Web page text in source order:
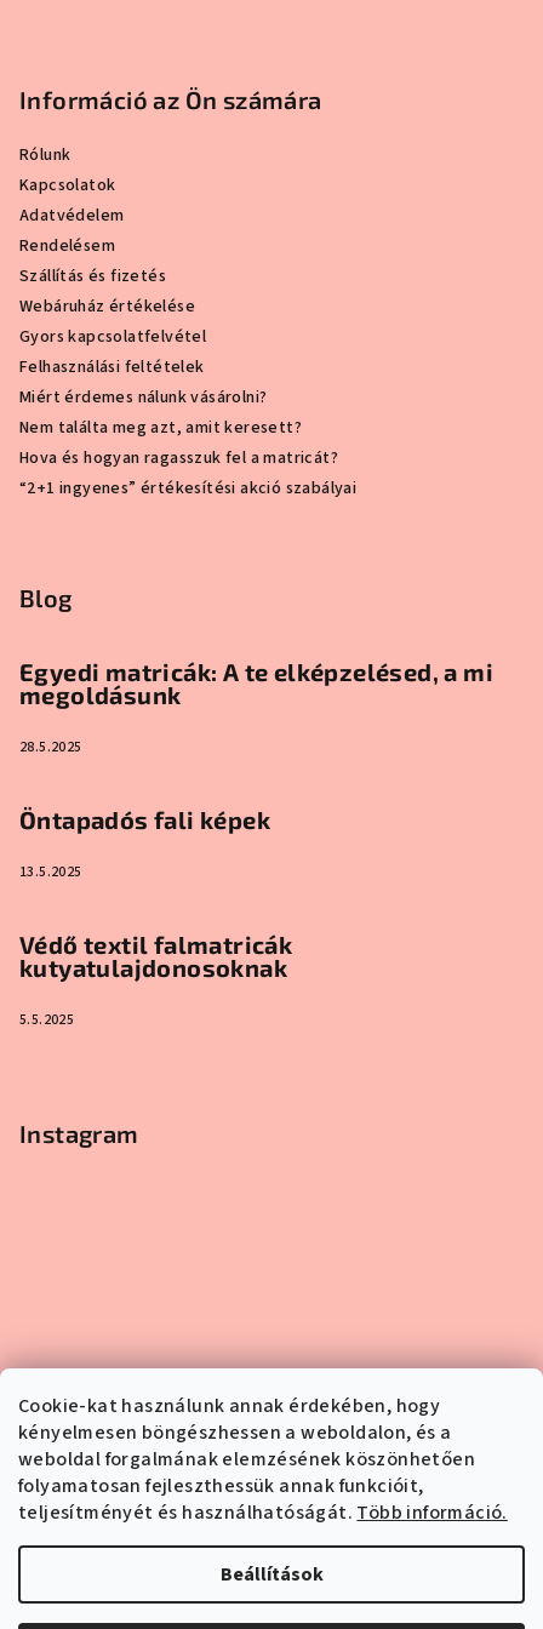
Cookie-kat használunk annak érdekében, hogy
kényelmesen böngészhessen a weboldalon, és a
weboldal forgalmának elemzésének köszönhetően
folyamatosan fejleszthessük annak funkcióit,
teljesítményét és használhatóságát. Több információ.
Beállítások
Információ az Ön számára
Rólunk
Kapcsolatok
Adatvédelem
Rendelésem
Szállítás és fizetés
Webáruház értékelése
Gyors kapcsolatfelvétel
Felhasználási feltételek
Miért érdemes nálunk vásárolni?
Nem találta meg azt, amit keresett?
Hova és hogyan ragasszuk fel a matricát?
“2+1 ingyenes” értékesítési akció szabályai
Blog
Egyedi matricák: A te elképzelésed, a mi
megoldásunk
28.5.2025
Öntapadós fali képek
13.5.2025
Védő textil falmatricák
kutyatulajdonosoknak
5.5.2025
Instagram
Kövessen minket az Instagramon